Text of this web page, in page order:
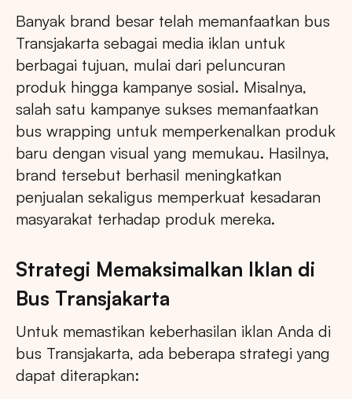
Banyak brand besar telah memanfaatkan bus
Transjakarta sebagai media iklan untuk
berbagai tujuan, mulai dari peluncuran
produk hingga kampanye sosial. Misalnya,
salah satu kampanye sukses memanfaatkan
bus wrapping untuk memperkenalkan produk
baru dengan visual yang memukau. Hasilnya,
brand tersebut berhasil meningkatkan
penjualan sekaligus memperkuat kesadaran
masyarakat terhadap produk mereka.
Strategi Memaksimalkan Iklan di
Bus Transjakarta
Untuk memastikan keberhasilan iklan Anda di
bus Transjakarta, ada beberapa strategi yang
dapat diterapkan: